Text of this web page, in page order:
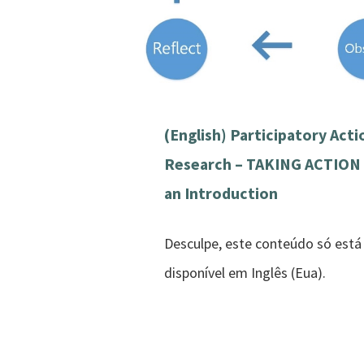
(English) Participatory
Research – TAKING ACTION
an Introduction
Desculpe, este conteúdo só está
disponível em Inglês (Eua).